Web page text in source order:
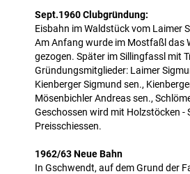
Sept.1960 Clubgründung:
Eisbahn im Waldstück vom Laimer
Am Anfang wurde im Mostfaßl das
gezogen. Später im Sillingfassl mit
Gründungsmitglieder: Laimer
Kienberger Sigmund sen.,
Mösenbichler Andreas sen.,
Geschossen wird mit Holzstöcken -
Preisschiessen.
1962/63 Neue Bahn
In Gschwendt, auf dem Grund der